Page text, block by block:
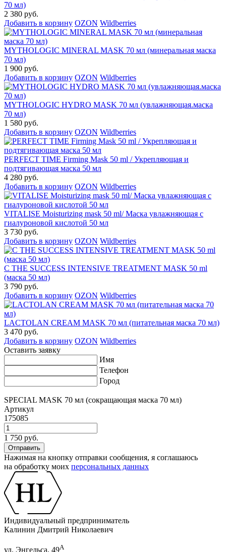
70 мл)
2 380 руб.
Добавить в корзину OZON Wildberries
MYTHOLOGIC MINERAL MASK 70 мл (минеральная маска
70 мл)
1 900 руб.
Добавить в корзину OZON Wildberries
MYTHOLOGIC HYDRO MASK 70 мл (увлажняющая.маска
70 мл)
1 580 руб.
Добавить в корзину OZON Wildberries
PERFECT TIME Firming Mask 50 ml / Укрепляющая и
подтягивающая маска 50 мл
4 280 руб.
Добавить в корзину OZON Wildberries
VITALISE Moisturizing mask 50 ml/ Маска увлажняющая с
гиалуроновой кислотой 50 мл
3 730 руб.
Добавить в корзину OZON Wildberries
C THE SUCCESS INTENSIVE TREATMENT MASK 50 ml
(маска 50 мл)
3 790 руб.
Добавить в корзину OZON Wildberries
LACTOLAN CREAM MASK 70 мл (питательная маска 70 мл)
3 470 руб.
Добавить в корзину OZON Wildberries
Оставить заявку
Имя
Телефон
Город
SPECIAL MASK 70 мл (сокращающая маска 70 мл)
Артикул
175085
1 750 руб.
Нажимая на кнопку отправки сообщения, я соглашаюсь
на обработку моих персональных данных
Индивидуальный предприниматель
Калинин Дмитрий Николаевич
ул. Энгельса, 49А